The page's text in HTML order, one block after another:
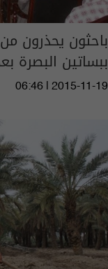
باحثون يحذرون
ببساتين البصرة
06:46 | 2015-11-19